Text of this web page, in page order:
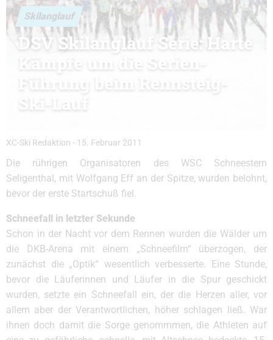
Skilanglauf
DSV Skilanglauf Serie: Harte
Kämpfe um die Serien-
Führung beim Rennsteig-
Ski-Lauf
XC-Ski Redaktion - 15. Februar 2011
Die rührigen Organisatoren des WSC Schneestern
Seligenthal, mit Wolfgang Eff an der Spitze, wurden belohnt,
bevor der erste Startschuß fiel.
Schneefall in letzter Sekunde
Schon in der Nacht vor dem Rennen wurden die Wälder um
die DKB-Arena mit einem „Schneefilm“ überzogen, der
zunächst die „Optik“ wesentlich verbesserte. Eine Stunde,
bevor die Läuferinnen und Läufer in die Spur geschickt
wurden, setzte ein Schneefall ein, der die Herzen aller, vor
allem aber der Verantwortlichen, höher schlagen ließ. War
ihnen doch damit die Sorge genommmen, die Athleten auf